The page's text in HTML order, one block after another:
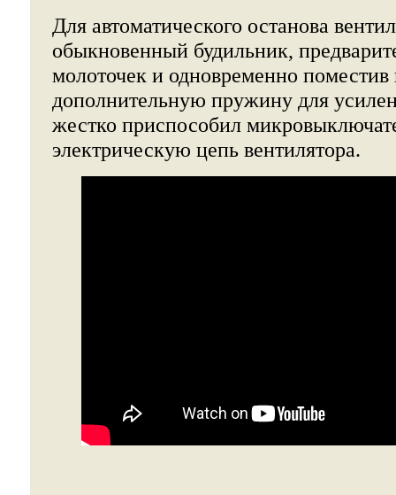
Для автоматического останова
обыкновенный будильник,
молоточек и одновременно поместив
дополнительную пружину для
жестко приспособил
электрическую цепь вентилятора.